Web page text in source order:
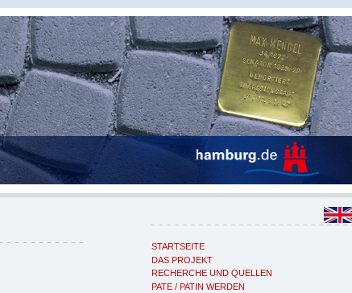
STARTSEITE
DAS PROJEKT
RECHERCHE UND QUELLEN
PATE / PATIN WERDEN